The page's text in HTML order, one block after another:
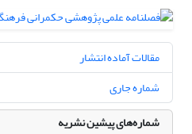
مقالات آماده انتشار
شماره جاری
شماره‌های پیشین نشریه